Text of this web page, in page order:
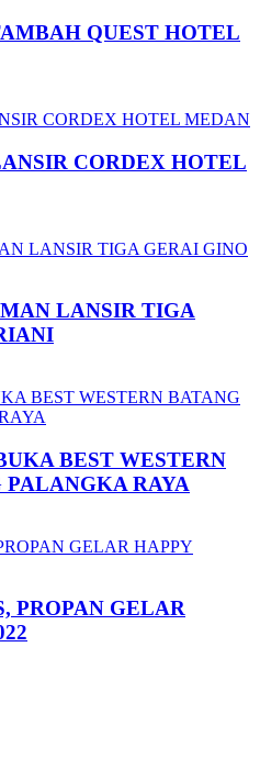
QUEST HOTEL
CORDEX HOTEL
LANSIR TIGA
BEST WESTERN
RAYA
PROPAN GELAR